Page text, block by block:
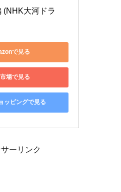
(NHK大河ドラ
で見る
場で見る
ッピングで見る
ーリンク